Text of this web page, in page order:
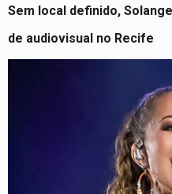
Sem local definido,
de audiovisual no Recife